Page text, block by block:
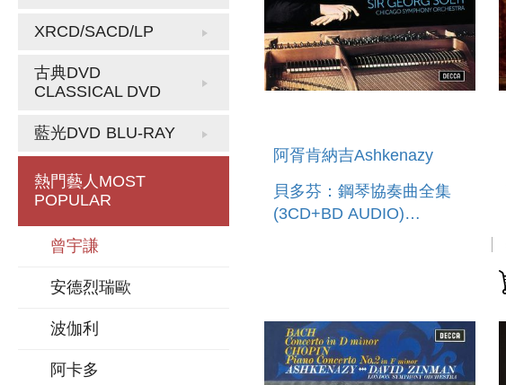
XRCD/SACD/LP
古典DVD
CLASSICAL DVD
藍光DVD BLU-RAY
熱門藝人 MOST
POPULAR
曾宇謙
安德烈瑞歐
波伽利
阿卡多
阿胥肯納吉Ashkenazy
貝多芬：鋼琴協奏曲全集
(3CD+BD AUDIO)